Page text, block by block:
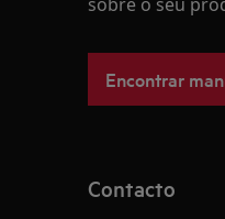
Encontrar
Contacto